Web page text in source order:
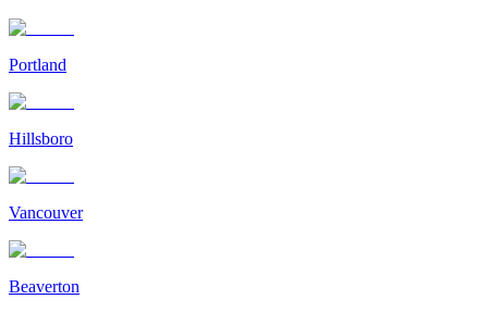
Portland
Hillsboro
Vancouver
Beaverton